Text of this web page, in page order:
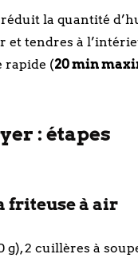
la quantité
tendres à
rapide (20 min
: étapes
friteuse à air
2 cuillères à